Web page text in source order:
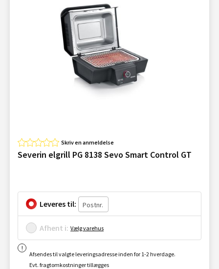
Skriv en anmeldelse
Severin elgrill PG 8138 Sevo Smart Control GT
Leveres til:
Afhent i: Vælg varehus
Afsendes til valgte leveringsadresse inden for 1-2 hverdage.
Evt. fragtomkostninger tillægges